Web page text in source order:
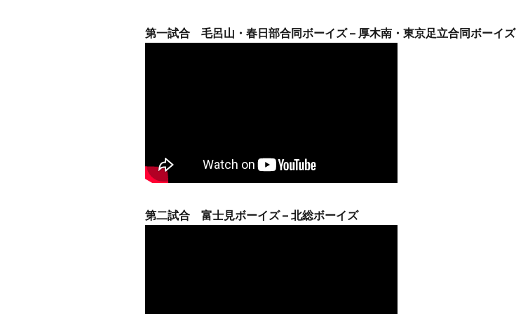
第一試合 毛呂山・春日部合同ボーイズ – 厚木南・東京足立合同ボーイズ
第二試合 富士見ボーイズ – 北総ボーイズ